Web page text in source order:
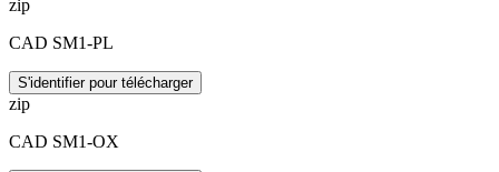
zip
CAD SM1-PL
S'identifier pour télécharger
zip
CAD SM1-OX